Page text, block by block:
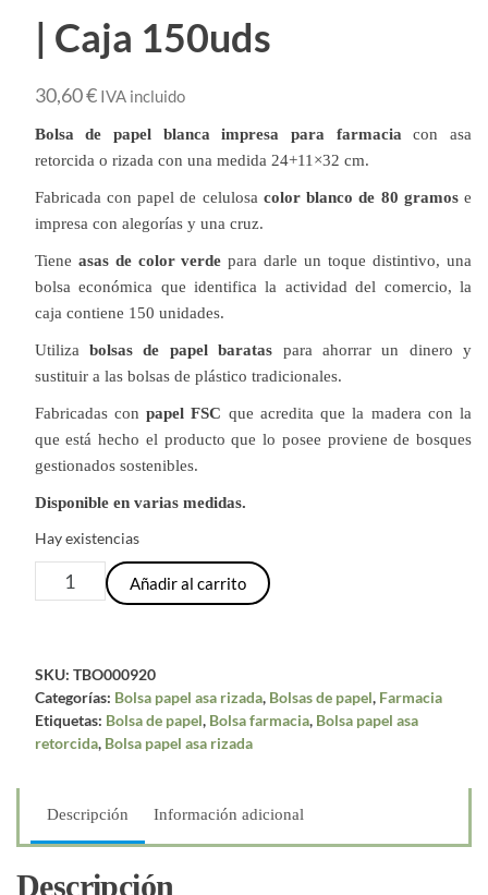
| Caja 150uds
30,60€ IVA incluido
Bolsa de papel blanca impresa para farmacia con asa
retorcida o rizada con una medida 24+11×32 cm.
Fabricada con papel de celulosa color blanco de 80 gramose
impresa con alegorías y una cruz.
Tiene asas de color verde para darle un toque distintivo, una
bolsa económica que identifica la actividad del comercio, la
caja contiene 150 unidades.
Utilizabolsas de papel baratas para ahorrar un dinero y
sustituir a las bolsas de plástico tradicionales.
Fabricadas conpapel FSC que acredita que la madera con la
que está hecho el producto que lo posee proviene de bosques
gestionados sostenibles.
Disponible en varias medidas.
Hay existencias
Bolsa
papel
retorcida
|
24+11x32
Caja
Añadir al carrito
SKU: TBO000920
Categorías: Bolsa papel asa rizada, Bolsas de papel, Farmacia
Etiquetas: Bolsa de papel, Bolsa farmacia, Bolsa papel asa
retorcida, Bolsa papel asa rizada
Descripción Información adicional
Descripción